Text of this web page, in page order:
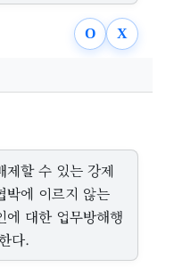
O X
제할 수 있는 강제
박에 이르지 않는
에 대한 업무방해행
다.